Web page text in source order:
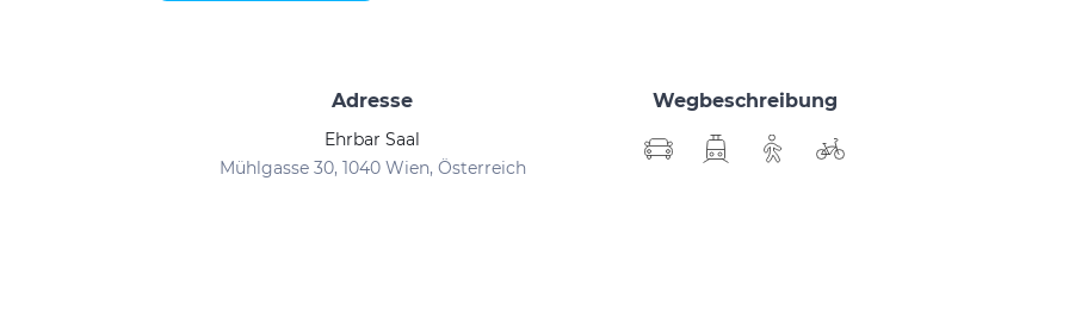
Adresse
Ehrbar Saal
Mühlgasse 30, 1040 Wien, Österreich
Wegbeschreibung